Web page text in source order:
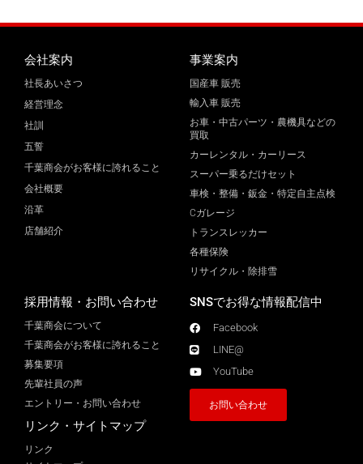
会社案内
社長あいさつ
経営理念
社訓
五誓
千葉商会がお客様に誇れること
会社概要
沿革
店舗紹介
事業案内
国産車 販売
輸入車 販売
お車・中古パーツ・農機具などの
買取
カーレンタル・カーリース
スーパー乗るだけセット
車検・整備・鈑金・特定自主点検
Cガレージ
トランスレッカー
各種保険
リサイクル・除排雪
採用情報・お問い合わせ
千葉商会について
千葉商会がお客様に誇れること​
募集要項
先輩社員の声
エントリー・お問い合わせ
リンク・サイトマップ
リンク
SNSでお得な情報配信中
Facebook
LINE@
YouTube
お問い合わせ